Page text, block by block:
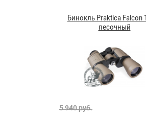
Бинокль Praktica Falcon
песочный
5 940 руб.